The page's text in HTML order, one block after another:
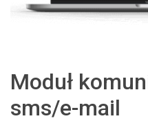
Moduł
sms/e-mail